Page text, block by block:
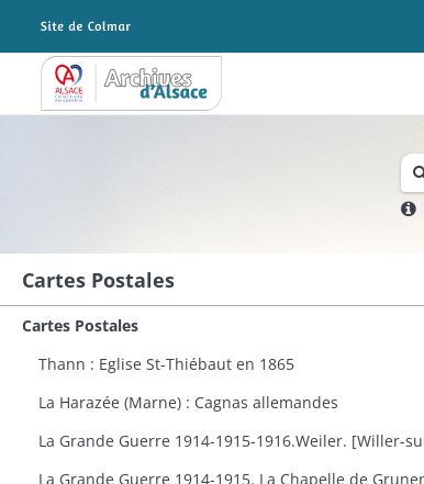
Archives Alsace - Colmar
Cartes Postales
Cartes Postales
Thann : Eglise St-Thiébaut en 1865
La Harazée (Marne) : Cagnas allemandes